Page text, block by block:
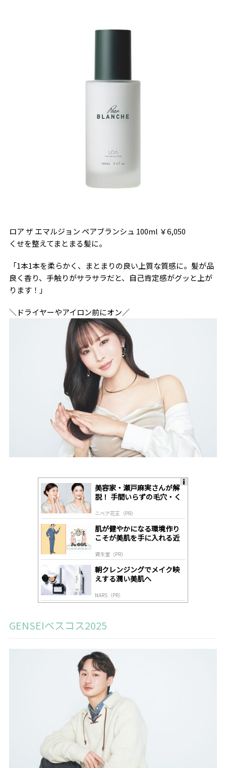
ロア ザ エマルジョン ペアブランシュ 100ml ￥6,050
くせを整えてまとまる髪に。
「1本1本を柔らかく、まとまりの良い上質な質感に。髪が品
良く香り、手触りがサラサラだと、自己肯定感がグッと上が
ります！」
＼ドライヤーやアイロン前にオン／
美容家・瀬戸麻実さんが解
説！ 手間いらずの毛穴・く
ニベア花王（PR）
肌が健やかになる環境作り
こそが美肌を手に入れる近
資生堂（PR）
朝クレンジングでメイク映
えする潤い美肌へ
NARS（PR）
GENSEIベスコス2025